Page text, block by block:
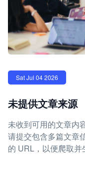
Sat Jul 04 2026
未提供文章来源
未收到可用的文章内
请提交包含多篇文章
的 URL，以便爬取并